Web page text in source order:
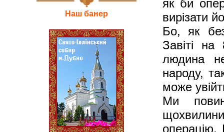
Наш банер
як би
вирізати
Бо, як
Завіті
людина
народу,
може
Ми
операцію.